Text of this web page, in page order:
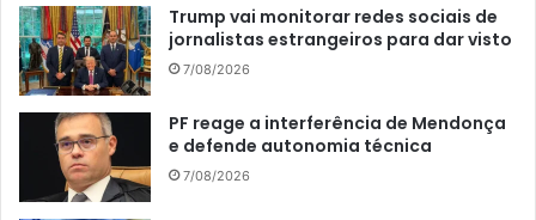
Trump vai monitorar redes sociais de
jornalistas estrangeiros para dar visto
7/08/2026
PF reage a interferência de Mendonça
e defende autonomia técnica
7/08/2026